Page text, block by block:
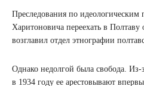
Преследования по
Харитоновича переехать в
возглавил отдел этнографии
Однако недолгой была свобода. Из-
в 1934 году ее арестовывают